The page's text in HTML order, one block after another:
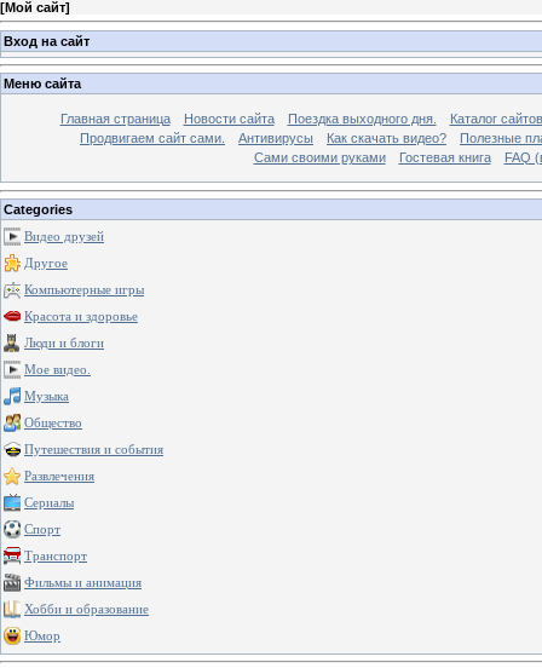
[Мой сайт]
Вход на сайт
Меню сайта
Главная страница Новости сайта Поездка выходного дня.
Каталог сайтов
Продвигаем сайт сами.
Антивирусы Как скачать видео?
Полезные
Сами своими руками
Гостевая книга FAQ
Categories
Видео друзей
Другое
Компьютерные игры
Красота и здоровье
Люди и блоги
Мое видео.
Музыка
Общество
Путешествия и события
Развлечения
Сериалы
Спорт
Транспорт
Фильмы и анимация
Хобби и образование
Юмор